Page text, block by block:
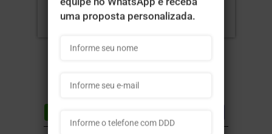
DESCRIÇÃO DO PRODUTO